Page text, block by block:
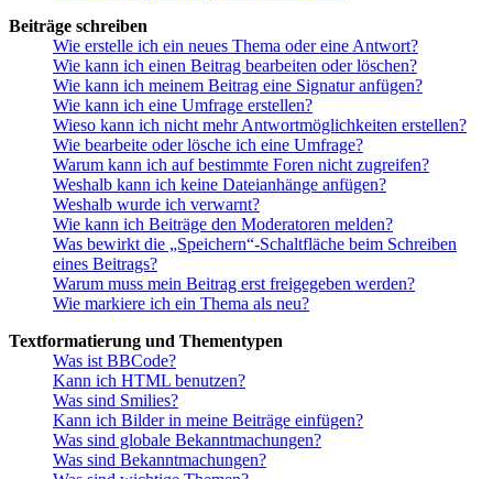
Beiträge schreiben
Wie erstelle ich ein neues Thema oder eine Antwort?
Wie kann ich einen Beitrag bearbeiten oder löschen?
Wie kann ich meinem Beitrag eine Signatur anfügen?
Wie kann ich eine Umfrage erstellen?
Wieso kann ich nicht mehr Antwortmöglichkeiten erstellen?
Wie bearbeite oder lösche ich eine Umfrage?
Warum kann ich auf bestimmte Foren nicht zugreifen?
Weshalb kann ich keine Dateianhänge anfügen?
Weshalb wurde ich verwarnt?
Wie kann ich Beiträge den Moderatoren melden?
Was bewirkt die „Speichern“-Schaltfläche beim Schreiben
eines Beitrags?
Warum muss mein Beitrag erst freigegeben werden?
Wie markiere ich ein Thema als neu?
Textformatierung und Thementypen
Was ist BBCode?
Kann ich HTML benutzen?
Was sind Smilies?
Kann ich Bilder in meine Beiträge einfügen?
Was sind globale Bekanntmachungen?
Was sind Bekanntmachungen?